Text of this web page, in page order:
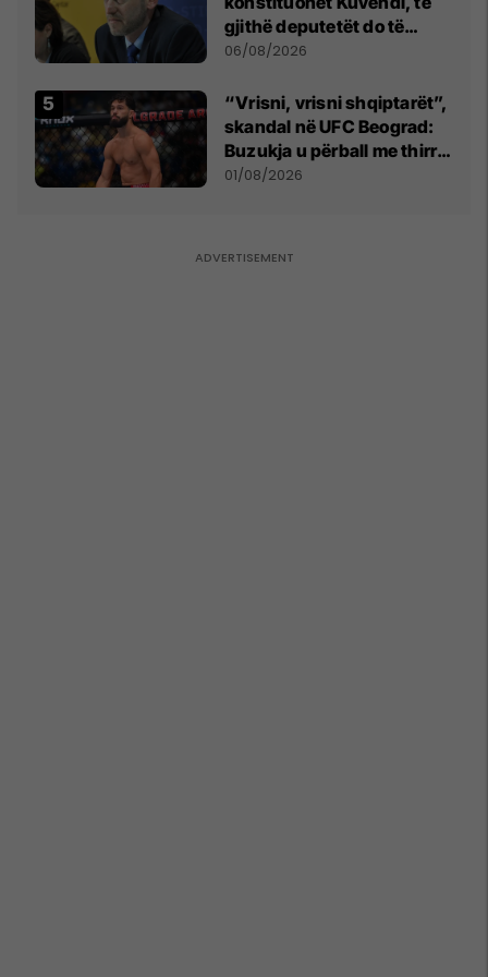
gjithë deputetët do të
bëjnë shkelje të rëndë
06/08/2026
“Vrisni, vrisni shqiptarët”,
skandal në UFC Beograd:
Buzukja u përball me thirrje
anti-shqiptare nga
01/08/2026